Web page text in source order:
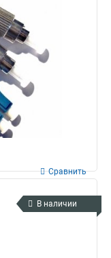
Сравнить
В наличии